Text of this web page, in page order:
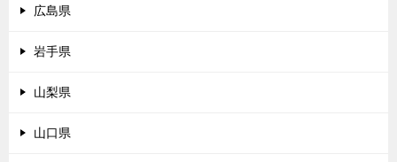
広島県
岩手県
山梨県
山口県